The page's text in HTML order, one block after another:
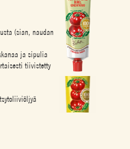
(sian, naudan
ja sipulia
tiivistetty